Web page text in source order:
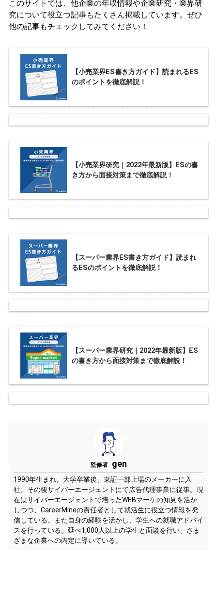
このサイトでは、他企業の年収情報や企業研究・業界研
究について役立つ記事もたくさん掲載しています。ぜひ
他の記事もチェックしてみてください！
【小売業界ES書き方ガイド】読まれるES
のポイントを徹底解説！
【小売業界研究｜2022年最新版】ESの書
き方から面接対策まで徹底解説！
【スーパー業界ES書き方ガイド】読まれ
るESのポイントを徹底解説！
【スーパー業界研究｜2022年最新版】ES
の書き方から面接対策まで徹底解説！
監修者 gen
1990年生まれ。大学卒業後、東証一部上場のメーカーに入
社。その後サイバーエージェントにて広告代理事業に従事。現
在はサイバーエージェントで培ったWEBマーケの知見を活か
しつつ、CareerMineの責任者として就活生に役立つ情報を発
信している。また自身の経験を活かし、学生への就職アドバイ
スを行っている。延べ1,000人以上の学生と面談を行い、さま
ざまな企業への内定に導いている。